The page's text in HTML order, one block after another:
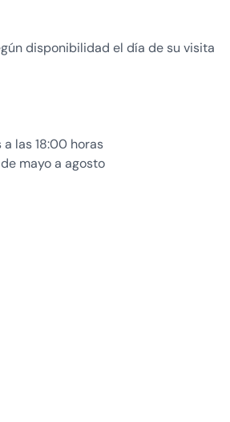
disponibilidad el día de su visita
las 18:00 horas
mayo a agosto